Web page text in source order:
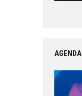
AGENDA